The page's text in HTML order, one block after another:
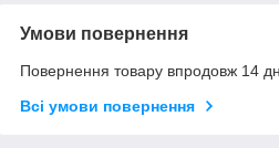
Умови повернення
Повернення товару впродовж 14
Всі умови повернення